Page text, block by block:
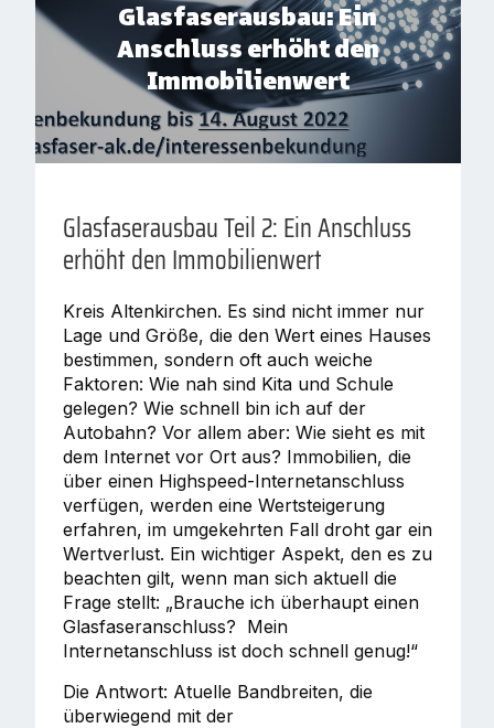
Glasfaserausbau: Ein
Anschluss erhöht den
Immobilienwert
Glasfaserausbau Teil 2: Ein Anschluss
erhöht den Immobilienwert
Kreis Altenkirchen. Es sind nicht immer nur
Lage und Größe, die den Wert eines Hauses
bestimmen, sondern oft auch weiche
Faktoren: Wie nah sind Kita und Schule
gelegen? Wie schnell bin ich auf der
Autobahn? Vor allem aber: Wie sieht es mit
dem Internet vor Ort aus? Immobilien, die
über einen Highspeed-Internetanschluss
verfügen, werden eine Wertsteigerung
erfahren, im umgekehrten Fall droht gar ein
Wertverlust. Ein wichtiger Aspekt, den es zu
beachten gilt, wenn man sich aktuell die
Frage stellt: „Brauche ich überhaupt einen
Glasfaseranschluss? Mein
Internetanschluss ist doch schnell genug!“
Die Antwort: Atuelle Bandbreiten, die
überwiegend mit der